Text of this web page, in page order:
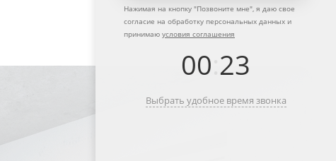
Нажимая на кнопку "Позвоните мне", я даю свое
согласие на обработку персональных данных и
принимаю условия соглашения
00 23
Выбрать удобное время звонка